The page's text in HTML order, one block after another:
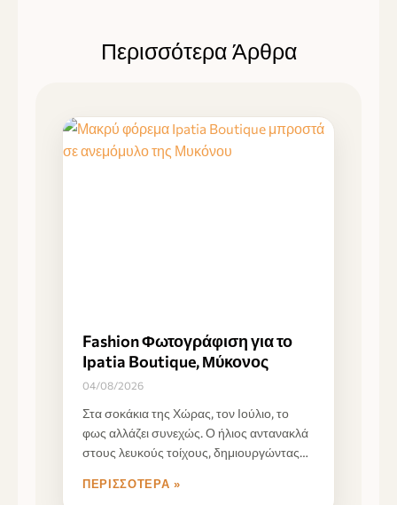
Περισσότερα Άρθρα
Fashion Φωτογράφιση για το
Ipatia Boutique, Μύκονος
04/08/2026
Στα σοκάκια της Χώρας, τον Ιούλιο, το
φως αλλάζει συνεχώς. Ο ήλιος αντανακλά
στους λευκούς τοίχους, δημιουργώντας
ΠΕΡΙΣΣΌΤΕΡΑ »